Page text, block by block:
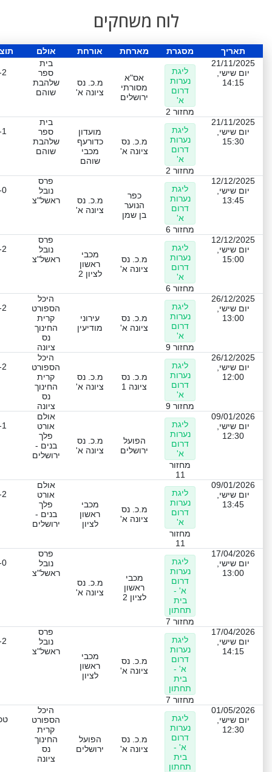
לוח משחקים
תאריך מסגרת מארחת אורחת אולם
21/11/2025
יום שישי,
14:15
ליגת
נערות
דרום
א'
מחזור 2
אס"א
מסורתי
ירושלים
מ.כ. נס
ציונה א'
בית
ספר
שלהבת
שוהם
21/11/2025
יום שישי,
15:30
ליגת
נערות
דרום
א'
מחזור 2
מ.כ. נס
ציונה א'
מועדון
כדורעף
מכבי
שוהם
בית
ספר
שלהבת
שוהם
12/12/2025
יום שישי,
13:45
ליגת
נערות
דרום
א'
מחזור 6
כפר
הנוער
בן שמן
מ.כ. נס
ציונה א'
פרס
נובל
ראשל"צ
0
12/12/2025
יום שישי,
15:00
ליגת
נערות
דרום
א'
מחזור 6
מ.כ. נס
ציונה א'
מכבי
ראשון
לציון 2
פרס
נובל
ראשל"צ
26/12/2025
יום שישי,
13:00
ליגת
נערות
דרום
א'
מחזור 9
מ.כ. נס
ציונה א'
עירוני
מודיעין
היכל
הספורט
קרית
החינוך
נס
ציונה
26/12/2025
יום שישי,
12:00
ליגת
נערות
דרום
א'
מחזור 9
מ.כ. נס
ציונה 1
מ.כ. נס
ציונה א'
היכל
הספורט
קרית
החינוך
נס
ציונה
09/01/2026
יום שישי,
12:30
ליגת
נערות
דרום
א'
מחזור
11
הפועל
ירושלים
מ.כ. נס
ציונה א'
אולם
אורט
פלך
בנים -
ירושלים
09/01/2026
יום שישי,
13:45
ליגת
נערות
דרום
א'
מחזור
11
מ.כ. נס
ציונה א'
מכבי
ראשון
לציון
אולם
אורט
פלך
בנים -
ירושלים
17/04/2026
יום שישי,
13:00
ליגת
נערות
דרום
א' -
בית
תחתון
מחזור 7
מכבי
ראשון
לציון 2
מ.כ. נס
ציונה א'
פרס
נובל
ראשל"צ
0
17/04/2026
יום שישי,
14:15
ליגת
נערות
דרום
א' -
בית
תחתון
מחזור 7
מ.כ. נס
ציונה א'
מכבי
ראשון
לציון
פרס
נובל
ראשל"צ
01/05/2026
יום שישי,
12:30
ליגת
נערות
דרום
א' -
בית
תחתון
מ.כ. נס
ציונה א'
הפועל
ירושלים
היכל
הספורט
קרית
החינוך
נס
ציונה